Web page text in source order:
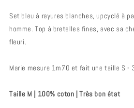
Set bleu à rayures blanches, upcyclé à
homme. Top à bretelles fines, avec sa
fleuri.
Marie mesure 1m70 et fait une taille S -
Taille M | 100% coton |Très bon état